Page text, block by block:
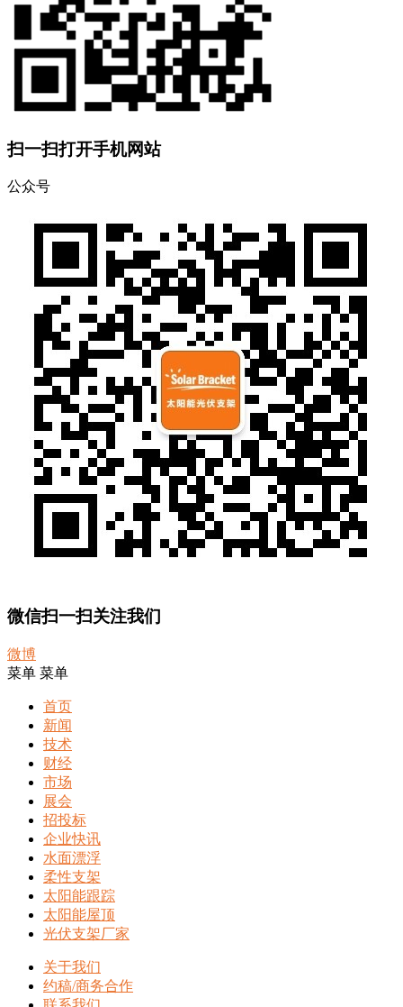
扫一扫打开手机网站
公众号
微信扫一扫关注我们
微博
菜单 菜单
首页
新闻
技术
财经
市场
展会
招投标
企业快讯
水面漂浮
柔性支架
太阳能跟踪
太阳能屋顶
光伏支架厂家
关于我们
约稿/商务合作